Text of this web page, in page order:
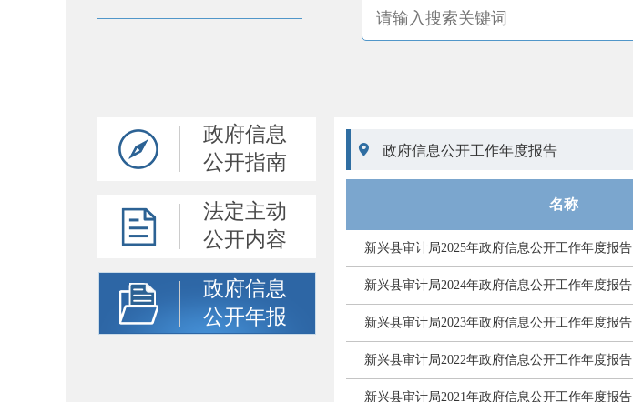
政府信息
公开指南
法定主动
公开内容
政府信息
公开年报
 政府信息公开工作年度报告
名称
新兴县审计局2025年政府信息公开工作年度报告
新兴县审计局2024年政府信息公开工作年度报告
新兴县审计局2023年政府信息公开工作年度报告
新兴县审计局2022年政府信息公开工作年度报告
新兴县审计局2021年政府信息公开工作年度报告